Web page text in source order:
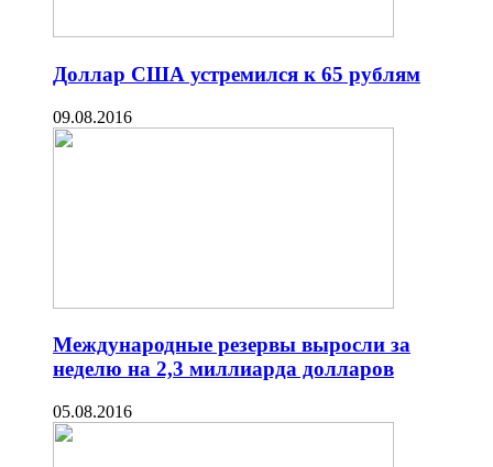
Доллар США устремился к 65 рублям
09.08.2016
Международные резервы выросли за
неделю на 2,3 миллиарда долларов
05.08.2016